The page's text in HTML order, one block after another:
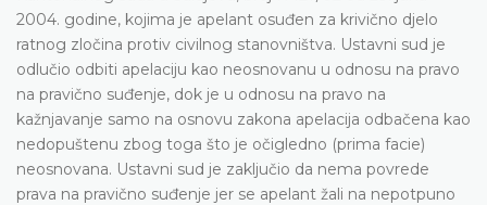
2004. godine, kojima je apelant osuđen za krivično djelo
ratnog zločina protiv civilnog stanovništva. Ustavni sud je
odlučio odbiti apelaciju kao neosnovanu u odnosu na pravo
na pravično suđenje, dok je u odnosu na pravo na
kažnjavanje samo na osnovu zakona apelacija odbačena kao
nedopuštenu zbog toga što je očigledno (prima facie)
neosnovana. Ustavni sud je zaključio da nema povrede
prava na pravično suđenje jer se apelant žali na nepotpuno